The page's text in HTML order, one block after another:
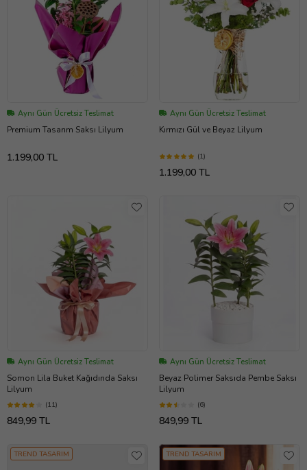
Aynı Gün Ücretsiz Teslimat
Premium Tasarım Saksı Lilyum
1.199,00 TL
Aynı Gün Ücretsiz Teslimat
Kırmızı Gül ve Beyaz Lilyum
(1)
1.199,00 TL
Aynı Gün Ücretsiz Teslimat
Somon Lila Buket Kağıdında Saksı
Lilyum
(11)
849,99 TL
Aynı Gün Ücretsiz Teslimat
Beyaz Polimer Saksıda Pembe Saksı
Lilyum
(6)
849,99 TL
TREND TASARIM TREND TASARIM